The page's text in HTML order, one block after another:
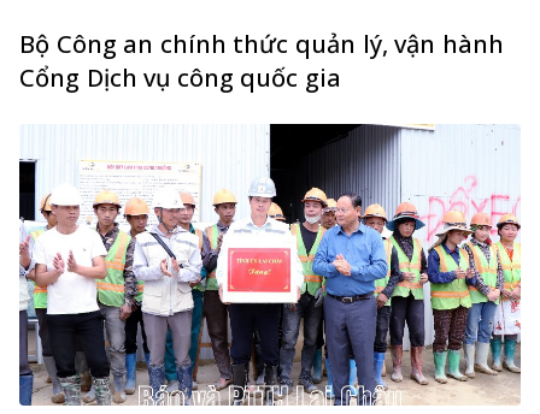
Bộ Công an chính thức quản lý, vận hành
Cổng Dịch vụ công quốc gia